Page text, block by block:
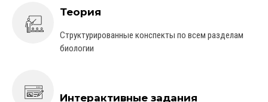
Теория
Структурированные конспекты по всем разделам
биологии
Интерактивные задания